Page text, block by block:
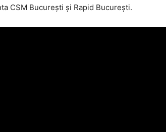
CSM Bucureşti şi Rapid Bucureşti.